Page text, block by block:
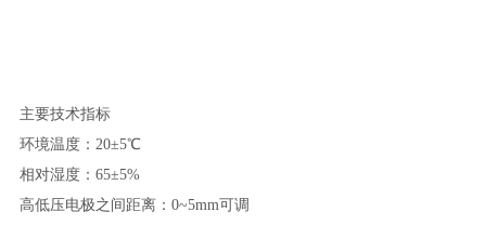
主要技术指标
环境温度：20±5℃
相对湿度：65±5%
高低压电极之间距离：0~5mm可调